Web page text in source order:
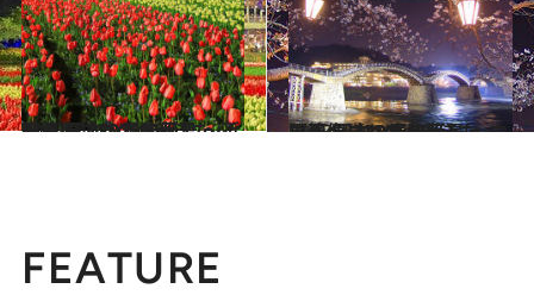
2025.3.30
【画像】いつか行きたい！ 日本の春の絶景 ～近畿篇～（2025年版）
旅＆お出かけ 2025.3.29
【画像】いつか行きたい！ 日本の春の絶景 ～中国篇～（2025年版）
旅＆お出かけ
FEATURE